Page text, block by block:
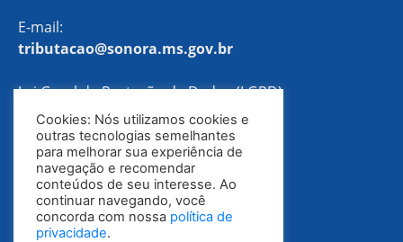
E-mail:
tributacao@sonora.ms.gov.br
Lei Geral de Proteção de Dados (LGPD)
Política de Privacidade
Cookies: Nós utilizamos cookies e
outras tecnologias semelhantes
para melhorar sua experiência de
navegação e recomendar
conteúdos de seu interesse. Ao
continuar navegando, você
concorda com nossa política de
privacidade.